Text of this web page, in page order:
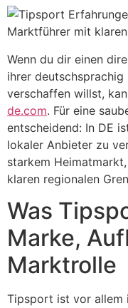
Wenn du dir einen
ihrer deutschsprachig
verschaffen willst,
de.com. Für eine
entscheidend: In DE
lokaler Anbieter zu
starkem
klaren regionalen
Was
Marke,
Marktrolle
Tipsport ist vor allem